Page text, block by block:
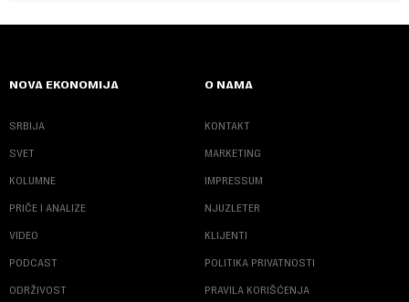
NOVA EKONOMIJA
SRBIJA
SVET
KOLUMNE
PRIČE I ANALIZE
VIDEO
PODCAST
ODRŽIVOST
O NAMA
KONTAKT
MARKETING
IMPRESSUM
NJUZLETER
KLIJENTI
POLITIKA PRIVATNOSTI
PRAVILA KORIŠĆENJA